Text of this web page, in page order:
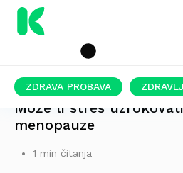
ZDRAVA PROBAVA
Može li stres
menopauze
1 min čitanja